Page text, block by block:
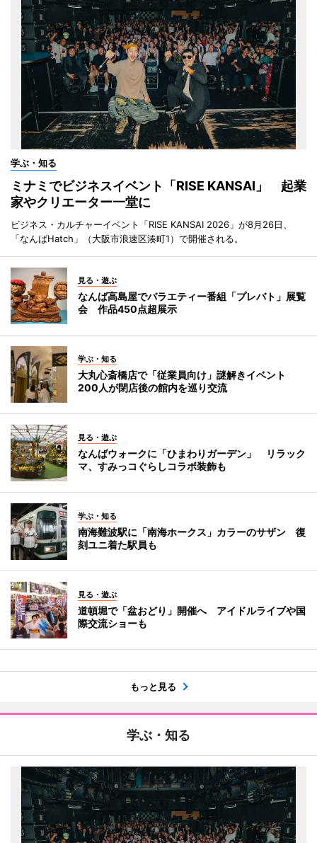
学ぶ・知る
ミナミでビジネスイベント「RISE KANSAI」 起業
家やクリエーター一堂に
ビジネス・カルチャーイベント「RISE KANSAI 2026」が8月26日、
「なんばHatch」（大阪市浪速区湊町1）で開催される。
見る・遊ぶ
なんば高島屋でバラエティー番組「プレバト」展覧
会 作品450点超展示
学ぶ・知る
大丸心斎橋店で「従業員向け」謎解きイベント
200人が閉店後の館内を巡り交流
見る・遊ぶ
なんばウォークに「ひまわりガーデン」 リラック
マ、すみっコぐらしコラボ装飾も
学ぶ・知る
南海難波駅に「南海ホークス」カラーのサザン 復
刻ユニ着た駅員も
見る・遊ぶ
道頓堀で「盆おどり」開催へ アイドルライブや国
際交流ショーも
もっと見る
学ぶ・知る